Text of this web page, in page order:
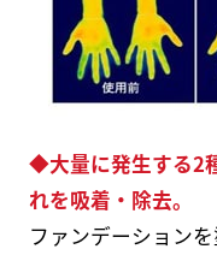
◆大量に発生する2
れを吸着・除去。
ファンデーション